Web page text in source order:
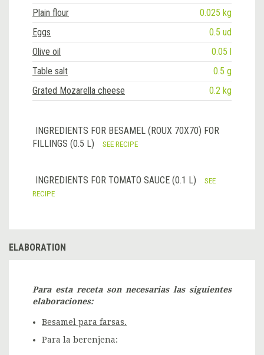
Plain flour
0.025 kg
Eggs
0.5 ud
Olive oil
0.05 l
Table salt
0.5 g
Grated Mozarella cheese
0.2 kg
INGREDIENTS FOR BESAMEL (ROUX 70X70) FOR
FILLINGS (0.5 L)
SEE RECIPE
INGREDIENTS FOR TOMATO SAUCE (0.1 L)
SEE
RECIPE
ELABORATION
Para esta receta son necesarias las siguientes
elaboraciones:
Besamel para farsas.
Para la berenjena: